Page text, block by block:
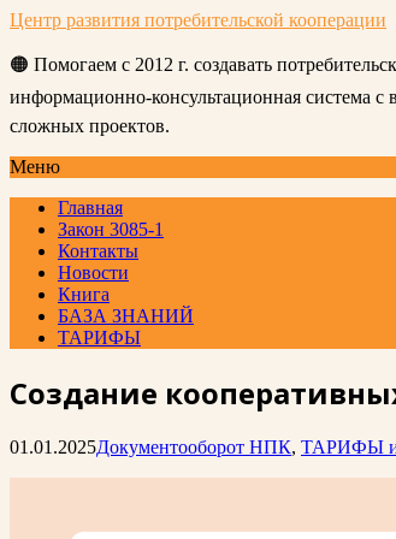
Центр развития потребительской кооперации
🟠 Помогаем с 2012 г. создавать
информационно-консультационная
сложных проектов.
Меню
Главная
Закон 3085-1
Контакты
Новости
Книга
БАЗА ЗНАНИЙ
ТАРИФЫ
Создание
01.01.2025Документооборот НПК, ТАРИФЫ